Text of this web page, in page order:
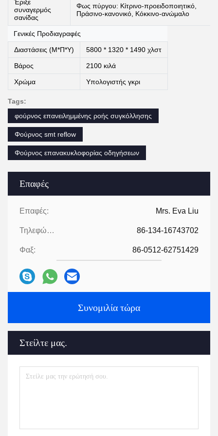
Επαφές
Επαφές: Mrs. Eva Liu
Τηλεφώνημα: 86-134-16743702
Φαξ: 86-0512-62751429
Συνομιλία τώρα
Στείλτε μας.
Έριξε
συναγερμός
σανίδας
Φως πύργου: Κίτρινο-προειδοποιητικό,
Πράσινο-κανονικό, Κόκκινο-ανώμαλο
Γενικές Προδιαγραφές
Διαστάσεις (Μ*Π*Υ) 5800 * 1320 * 1490 χλστ
Βάρος 2100 κιλά
Χρώμα Υπολογιστής γκρι
Tags:
φούρνος επανειλημμένης ροής συγκόλλησης
Φούρνος smt reflow
Φούρνος επανακυκλοφορίας οδηγήσεων